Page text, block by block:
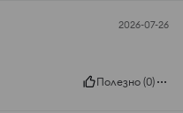
2026-07-26
Полезно (0)